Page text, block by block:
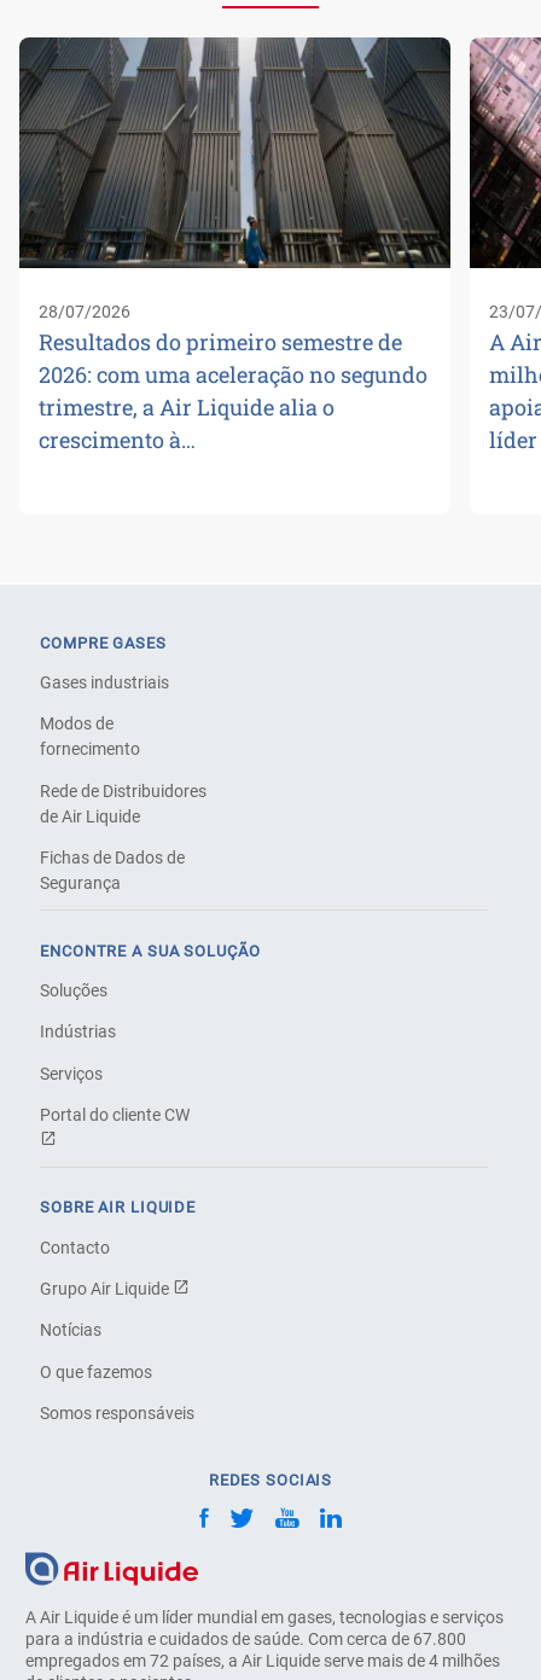
28/07/2026
Resultados do primeiro semestre de
2026: com uma aceleração no segundo
trimestre, a Air Liquide alia o
crescimento à…
23/
A
A Air Liquide é um líder mundial em gases, tecnologias e serviços
para a indústria e cuidados de saúde. Com cerca de 67.800
empregados em 72 países, a Air Liquide serve mais de 4 milhões
COMPRE GASES
Gases industriais
Modos de
fornecimento
Rede de Distribuidores
de Air Liquide
Fichas de Dados de
Segurança
ENCONTRE A SUA SOLUÇÃO
Soluções
Indústrias
Serviços
Portal do cliente CW
SOBRE AIR LIQUIDE
Contacto
Grupo Air Liquide
Notícias
O que fazemos
Somos responsáveis
REDES SOCIAIS